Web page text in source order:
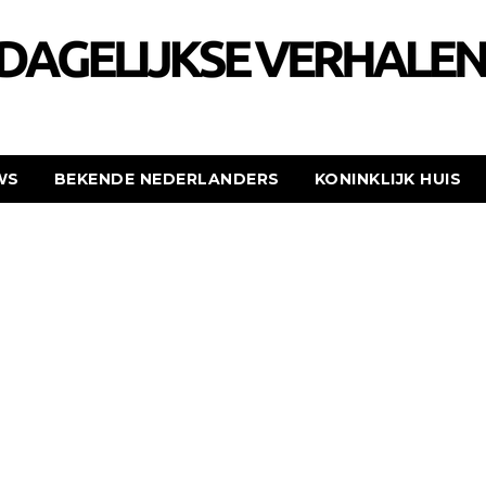
BEKENDE NEDERLANDERS KONINKLIJK HUIS